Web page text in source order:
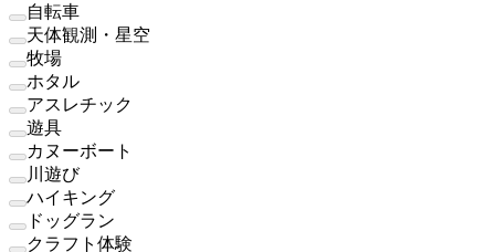
自転車
天体観測・星空
牧場
ホタル
アスレチック
遊具
カヌーボート
川遊び
ハイキング
ドッグラン
クラフト体験